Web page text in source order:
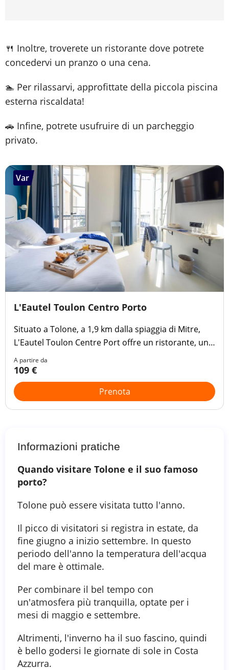
🍴 Inoltre, troverete un ristorante dove potrete
concedervi un pranzo o una cena.
🏊 Per rilassarvi, approfittate della piccola piscina
esterna riscaldata!
🚗 Infine, potrete usufruire di un parcheggio
privato.
Var
L'Eautel Toulon Centro Porto
Situato a Tolone, a 1,9 km dalla spiaggia di Mitre,
L'Eautel Toulon Centre Port offre un ristorante, un
parcheggio privato, una piscina all'aperto e un bar.
A partire da
109 €
Prenota
Informazioni pratiche
Quando visitare Tolone e il suo famoso
porto?
Tolone può essere visitata tutto l'anno.
Il picco di visitatori si registra in estate, da
fine giugno a inizio settembre. In questo
periodo dell'anno la temperatura dell'acqua
del mare è ottimale.
Per combinare il bel tempo con
un'atmosfera più tranquilla, optate per i
mesi di maggio e settembre.
Altrimenti, l'inverno ha il suo fascino, quindi
è bello godersi le giornate di sole in Costa
Azzurra.